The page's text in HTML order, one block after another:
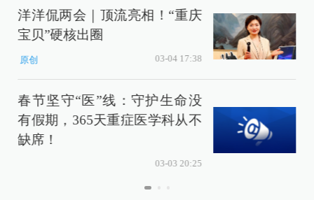
洋洋侃两会｜顶流亮相！“重庆
宝贝”硬核出圈
原创 03-04 17:38
春节坚守“医”线：守护生命没
有假期，365天重症医学科从不
缺席！
03-03 20:25